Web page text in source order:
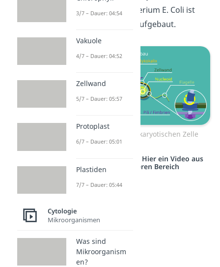
wie das Darmbakterium E. Coli ist
folgendermaßen aufgebaut.
Aufbau einer prokaryotischen Zelle
Studyflix vernetzt: Hier ein Video aus
einem anderen Bereich
3/7 – Dauer: 04:54
Vakuole
4/7 – Dauer: 04:52
Zellwand
5/7 – Dauer: 05:57
Protoplast
6/7 – Dauer: 05:01
Plastiden
7/7 – Dauer: 05:44
Cytologie
Mikroorganismen
Was sind
Mikroorganism
en?